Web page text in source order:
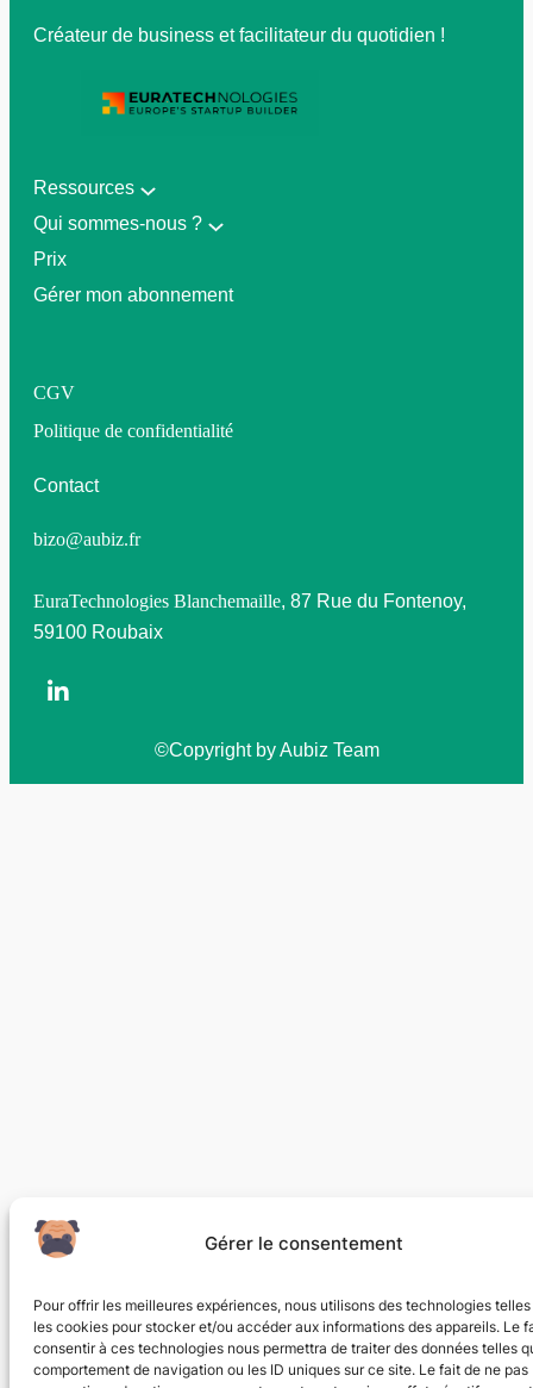
Gérer le consentement
Pour offrir les meilleures expériences, nous utilisons des technologies
les cookies pour stocker et/ou accéder aux informations des appareils. Le
consentir à ces technologies nous permettra de traiter des données telles
comportement de navigation ou les ID uniques sur ce site. Le fait de ne pas
Créateur de business et facilitateur du quotidien !
Ressources
Qui sommes-nous ?
Prix
Gérer mon abonnement
CGV
Politique de confidentialité
Contact
bizo@aubiz.fr
EuraTechnologies Blanchemaille, 87 Rue du Fontenoy,
59100 Roubaix
©Copyright by Aubiz Team